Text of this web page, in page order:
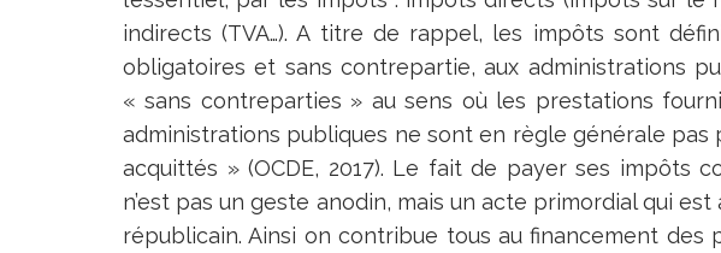
indirects (TVA…). A titre de rappel, les impôts sont
obligatoires et sans contrepartie, aux administrations
« sans contreparties » au sens où les prestations
administrations publiques ne sont en règle générale
acquittés » (OCDE, 2017). Le fait de payer ses impôts
n’est pas un geste anodin, mais un acte primordial qui
républicain. Ainsi on contribue tous au financement des